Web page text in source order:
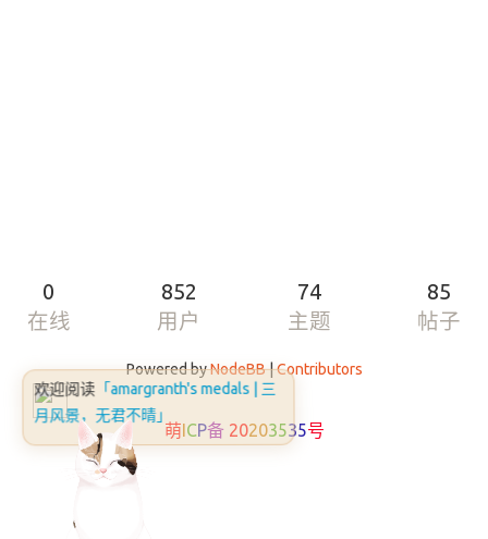
0
在线
852
用户
74
主题
85
帖子
Powered byNodeBB|Contributors
萌ICP备 20203535号
欢迎阅读 「amargranth's medals | 三
月风景，无君不晴」